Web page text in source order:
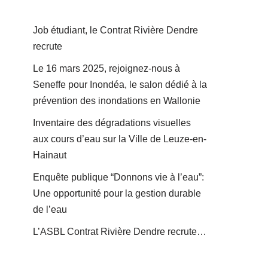
Job étudiant, le Contrat Rivière Dendre
recrute
Le 16 mars 2025, rejoignez-nous à
Seneffe pour Inondéa, le salon dédié à la
prévention des inondations en Wallonie
Inventaire des dégradations visuelles
aux cours d’eau sur la Ville de Leuze-en-
Hainaut
Enquête publique “Donnons vie à l’eau”:
Une opportunité pour la gestion durable
de l’eau
L’ASBL Contrat Rivière Dendre recrute…